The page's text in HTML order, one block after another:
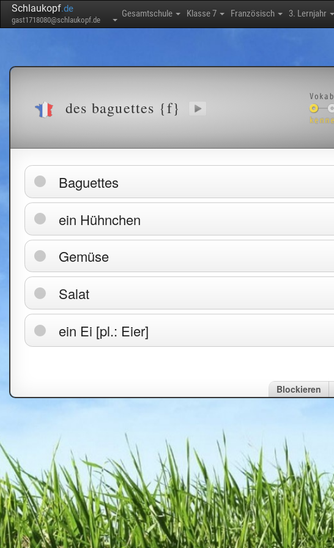
Schlaukopf.de
gast1718080@schlaukopf.de
Gesamtschule Klasse 7 Französisch 3. Lernjahr
des baguettes {f}
Baguettes
ein Hühnchen
Gemüse
Salat
ein Ei [pl.: Eier]
Blockieren